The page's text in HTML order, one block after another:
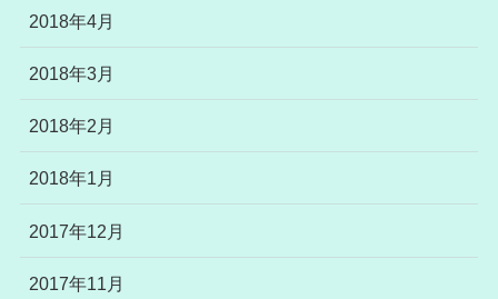
2018年4月
2018年3月
2018年2月
2018年1月
2017年12月
2017年11月